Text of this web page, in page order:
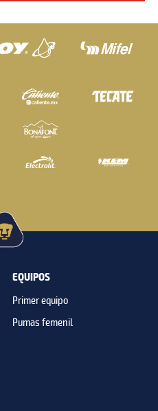
EQUIPOS
Primer equipo
Pumas femenil